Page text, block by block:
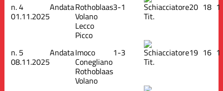
n.4
01.11.2025
AndataRothoblaas
Volano
Lecco
Picco
3-1
Tit.
20 18 1
n. 5
08.11.2025
AndataImoco
Conegliano
Rothoblaas
Volano
1-3
Tit.
19 16 1